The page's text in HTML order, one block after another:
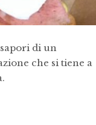
di un
che si tiene a